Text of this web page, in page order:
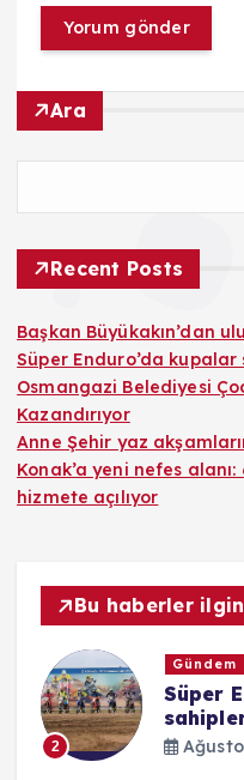
Ara
Recent Posts
Başkan Büyükakın’dan
Süper Enduro’da
Osmangazi Belediyesi
Kazandırıyor
Anne Şehir yaz
Konak’a yeni nefes
hizmete açılıyor
Bu haberler
Gündem
Süper
Ağustos